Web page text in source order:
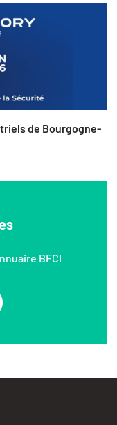
de Bourgogne-
BFCI